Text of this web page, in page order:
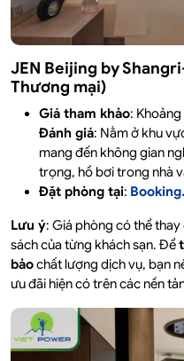
JEN Beijing by
Thương mại)
Giá tham khảo: Khoảng
Đánh giá: Nằm ở khu
mang đến không gian
trọng, hồ bơi trong nhà
Đặt phòng tại:
Lưu ý: Giá phòng có thể
sách của từng khách sạn. Để
bảochất lượng dịch vụ, bạn
ưu đãi hiện có trên các nền